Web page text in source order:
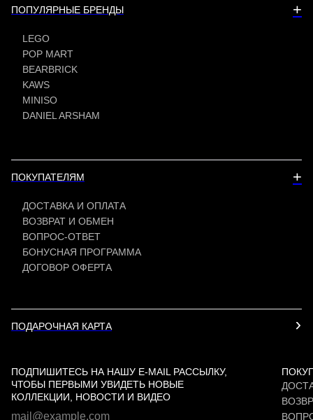
ПОПУЛЯРНЫЕ БРЕНДЫ +
LEGO
POP MART
BEARBRICK
KAWS
MINISO
DANIEL ARSHAM
ПОКУПАТЕЛЯМ +
ДОСТАВКА И ОПЛАТА
ВОЗВРАТ И ОБМЕН
ВОПРОС-ОТВЕТ
БОНУСНАЯ ПРОГРАММА
ДОГОВОР ОФЕРТА
ПОДАРОЧНАЯ КАРТА
ПОДПИШИТЕСЬ НА НАШУ E-MAIL РАССЫЛКУ,
ЧТОБЫ ПЕРВЫМИ УВИДЕТЬ НОВЫЕ
КОЛЛЕКЦИИ, НОВОСТИ И ВИДЕО